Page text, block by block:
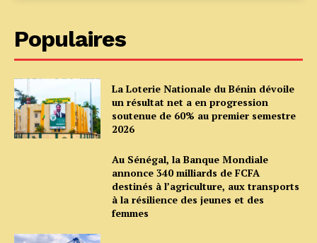
Populaires
La Loterie Nationale du Bénin dévoile
un résultat net a en progression
soutenue de 60% au premier semestre
2026
Au Sénégal, la Banque Mondiale
annonce 340 milliards de FCFA
destinés à l’agriculture, aux transports
à la résilience des jeunes et des
femmes